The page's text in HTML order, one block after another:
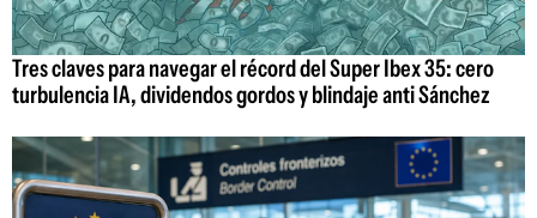
Tres claves para navegar el récord del Super Ibex 35: cero
turbulencia IA, dividendos gordos y blindaje anti Sánchez